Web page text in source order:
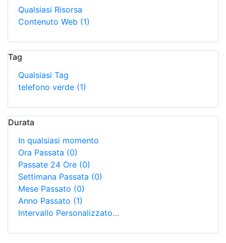
Qualsiasi Risorsa
Contenuto Web (1)
Tag
Qualsiasi Tag
telefono verde (1)
Durata
In qualsiasi momento
Ora Passata (0)
Passate 24 Ore (0)
Settimana Passata (0)
Mese Passato (0)
Anno Passato (1)
Intervallo Personalizzato…